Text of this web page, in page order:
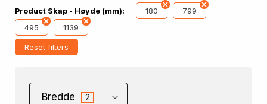
Product Skap - Høyde (mm): 180
799
495
1139
Reset filters
Bredde 2